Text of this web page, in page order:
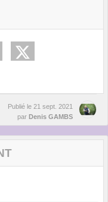
Publié le 21 sept. 2021
par Denis GAMBS